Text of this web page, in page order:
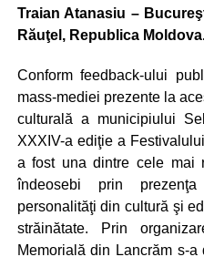
Traian Atanasiu –
Răuţel, Republica
Conform feedback-ului
mass-mediei prezente la
culturală a municipiului
XXXIV-a ediţie a
a fost una dintre cele mai
îndeosebi prin
personalităţi din cultură şi
străinătate. Prin
Memorială din Lancrăm s-